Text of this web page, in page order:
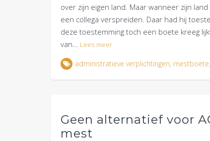
over zijn eigen land. Maar wanneer zijn
een collega verspreiden. Daar had hij
deze toestemming toch een boete kreeg
van… Lees meer
administratieve verplichtingen, mestboete,
Geen alternatief voor
mest